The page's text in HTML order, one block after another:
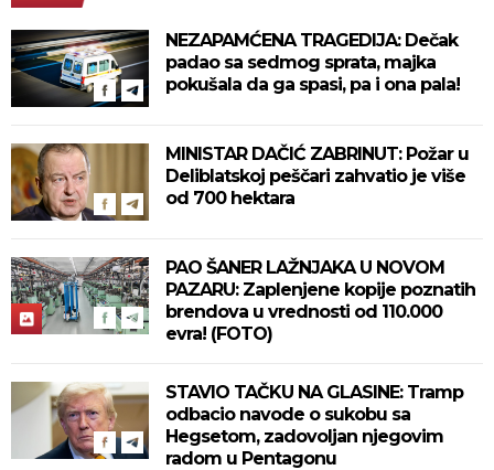
NEZAPAMĆENA TRAGEDIJA: Dečak
padao sa sedmog sprata, majka
pokušala da ga spasi, pa i ona pala!
MINISTAR DAČIĆ ZABRINUT: Požar u
Deliblatskoj peščari zahvatio je više
od 700 hektara
PAO ŠANER LAŽNJAKA U NOVOM
PAZARU: Zaplenjene kopije poznatih
brendova u vrednosti od 110.000
evra! (FOTO)
STAVIO TAČKU NA GLASINE: Tramp
odbacio navode o sukobu sa
Hegsetom, zadovoljan njegovim
radom u Pentagonu